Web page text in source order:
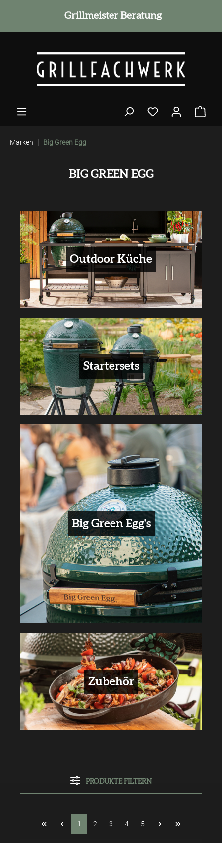
Grillmeister Beratung
Marken | Big Green Egg
BIG GREEN EGG
Outdoor Küche
Startersets
Big Green Egg's
Zubehör
PRODUKTE FILTERN
1 2 3 4 5